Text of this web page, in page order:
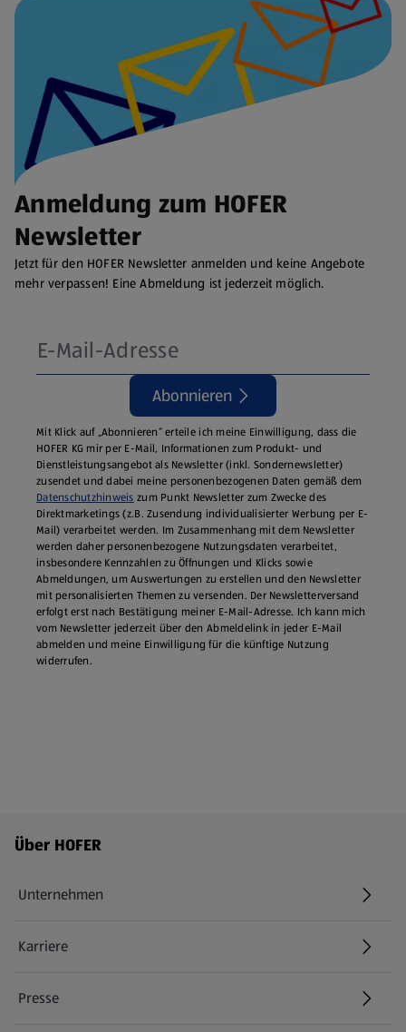
Anmeldung zum HOFER
Newsletter
Jetzt für den HOFER Newsletter anmelden und keine Angebote
mehr verpassen! Eine Abmeldung ist jederzeit möglich.
Abonnieren
Mit Klick auf „Abonnieren“ erteile ich meine Einwilligung, dass die
HOFER KG mir per E-Mail, Informationen zum Produkt- und
Dienstleistungsangebot als Newsletter (inkl. Sondernewsletter)
zusendet und dabei meine personenbezogenen Daten gemäß dem
Datenschutzhinweis zum Punkt Newsletter zum Zwecke des
Direktmarketings (z.B. Zusendung individualisierter Werbung per E-
Mail) verarbeitet werden. Im Zusammenhang mit dem Newsletter
werden daher personenbezogene Nutzungsdaten verarbeitet,
insbesondere Kennzahlen zu Öffnungen und Klicks sowie
Abmeldungen, um Auswertungen zu erstellen und den Newsletter
mit personalisierten Themen zu versenden. Der Newsletterversand
erfolgt erst nach Bestätigung meiner E-Mail-Adresse. Ich kann mich
vom Newsletter jederzeit über den Abmeldelink in jeder E‑Mail
abmelden und meine Einwilligung für die künftige Nutzung
widerrufen.
Fußzeilenmenü - weitere Links
Über HOFER
Unternehmen
Karriere
(öffnet in einem neuen Tab)
Presse